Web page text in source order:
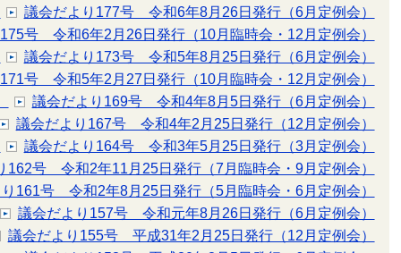
議会だより177号 令和6年8月26日発行（6月定例会）
号 令和6年2月26日発行（10月臨時会・12月定例会）
議会だより173号 令和5年8月25日発行（6月定例会）
号 令和5年2月27日発行（10月臨時会・12月定例会）
議会だより169号 令和4年8月5日発行（6月定例会）
議会だより167号 令和4年2月25日発行（12月定例会）
議会だより164号 令和3年5月25日発行（3月定例会）
162号 令和2年11月25日発行（7月臨時会・9月定例会）
161号 令和2年8月25日発行（5月臨時会・6月定例会）
議会だより157号 令和元年8月26日発行（6月定例会）
議会だより155号 平成31年2月25日発行（12月定例会）